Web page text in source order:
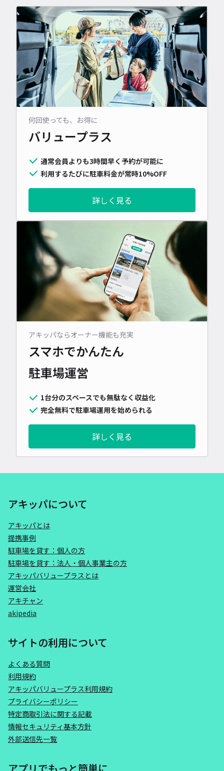
何回使っても、お得に
バリュープラス
通常会員よりも3時間早く予約が可能に
利用するたびに駐車料金が常時10%OFF
詳しく見る
アキッパならオーナー機能も充実
スマホでかんたん
駐車場運営
1台分のスペースでも無駄なく収益化
完全無料で駐車場運用を始められる
詳しく見る
アキッパについて
アキッパとは
提携事例
駐車場を貸す：個人の方
駐車場を貸す：法人・個人事業主の方
アキッパバリュープラスとは
運営会社
アキチャン
akipedia
サイトの利用について
よくある質問
利用規約
アキッパバリュープラス利用規約
プライバシーポリシー
特定商取引法に関する記載
情報セキュリティ基本方針
外部送信先一覧